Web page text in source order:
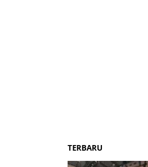
TERBARU